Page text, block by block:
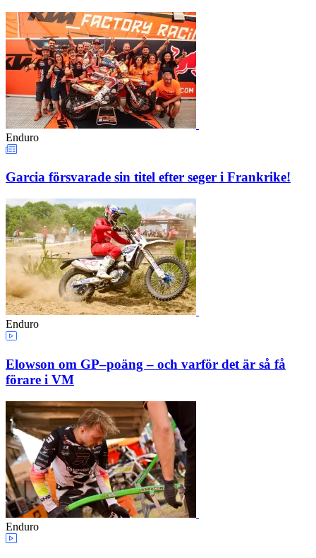
Enduro
Garcia försvarade sin titel efter seger i Frankrike!
Enduro
Elowson om GP–poäng – och varför det är så få
förare i VM
Enduro